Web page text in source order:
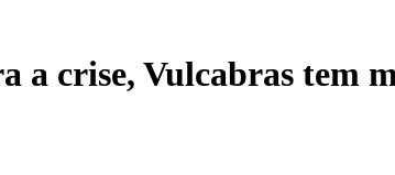
a crise, Vulcabras tem